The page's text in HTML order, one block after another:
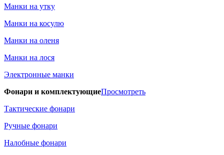
Манки на утку
Манки на косулю
Манки на оленя
Манки на лося
Электронные манки
Фонари и комплектующиеПросмотреть
Тактические фонари
Ручные фонари
Налобные фонари